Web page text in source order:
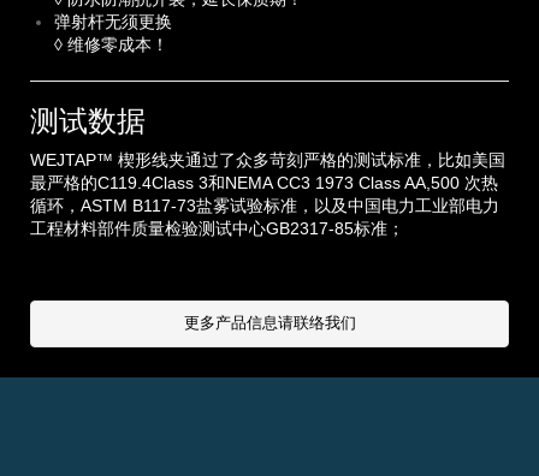
弹射杆无须更换
◊ 维修零成本！
测试数据
WEJTAP™ 楔形线夹通过了众多苛刻严格的测试标准，比如美国
最严格的C119.4Class 3和NEMA CC3 1973 Class AA,500 次热
循环，ASTM B117-73盐雾试验标准，以及中国电力工业部电力
工程材料部件质量检验测试中心GB2317-85标准；
更多产品信息请联络我们